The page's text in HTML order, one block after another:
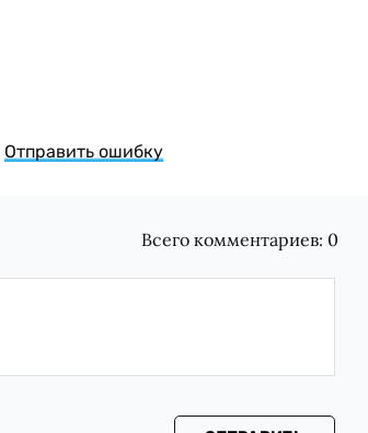
Отправить ошибку
Всего комментариев: 0